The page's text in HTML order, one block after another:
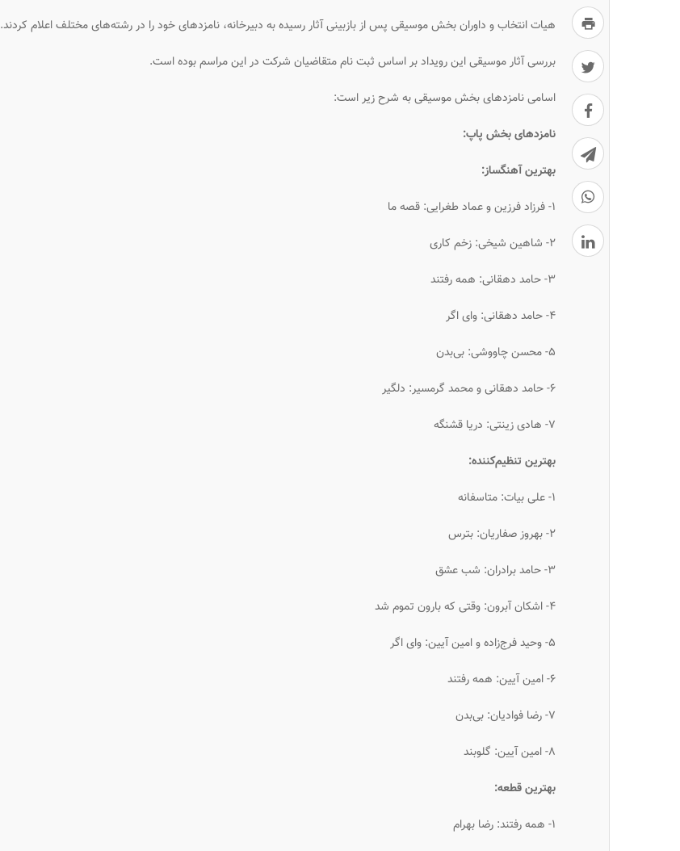
هیات انتخاب و داوران بخش موسیقی پس از بازبینی آثار رسیده به دبیرخانه، نامزدهای خود را در رشته‌های مختلف اعلام کردند.
بررسی آثار موسیقی این رویداد بر اساس ثبت نام متقاضیان شرکت در این مراسم بوده است.
اسامی نامزدهای بخش موسیقی به شرح زیر است:
نامزدهای بخش پاپ:
بهترین آهنگساز:
۱- فرزاد فرزین و عماد طغرایی: قصه ما
۲- شاهین شیخی: زخم کاری
۳- حامد دهقانی: همه رفتند
۴- حامد دهقانی: وای اگر
۵- محسن چاووشی: بی‌بدن
۶- حامد دهقانی و محمد گرمسیر: دلگیر
۷- هادی زینتی: دریا قشنگه
بهترین تنظیم‌کننده:
۱- علی بیات: متاسفانه
۲- بهروز صفاریان: بترس
۳- حامد برادران: شب عشق
۴- اشکان آبرون: وقتی که بارون تموم شد
۵- وحید فرج‌زاده و امین آیین: وای اگر
۶- امین آیین: همه رفتند
۷- رضا فوادیان: بی‌بدن
۸- امین آیین: گلوبند
بهترین قطعه:
۱- همه رفتند: رضا بهرام